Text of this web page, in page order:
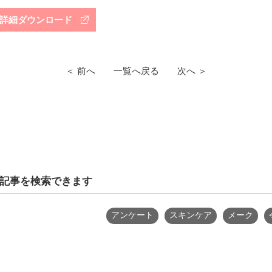
細ダウンロード
＜ 前へ 一覧へ戻る 次へ ＞
事を検索できます
アンケート スキンケア メーク